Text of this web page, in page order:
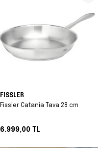
FISSLER
Fissler Catania Tava 28 cm
6.999,00 TL